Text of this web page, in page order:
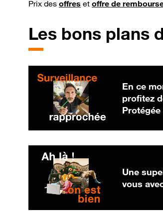
Prix des offres et offre de
Les bons plans
En ce
profitez
Protégée
Une
vous